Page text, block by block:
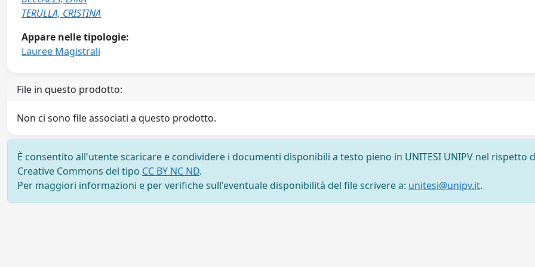
TERULLA, CRISTINA
Appare nelle tipologie:
Lauree Magistrali
File in questo prodotto:
Non ci sono file associati a questo prodotto.
È consentito all'utente scaricare e condividere i documenti disponibili a testo pieno in UNITESI UNIPV nel rispetto
Creative Commons del tipo CC BY NC ND.
Per maggiori informazioni e per verifiche sull'eventuale disponibilità del file scrivere a: unitesi@unipv.it.